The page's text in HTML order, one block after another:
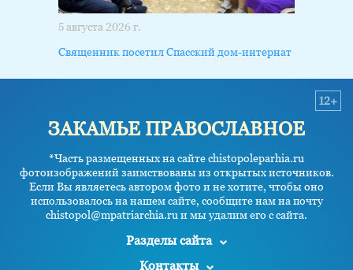
5 августа 2026 г.
Священник посетил Спасский дом-интернат
ЗАКАМЬЕ ПРАВОСЛАВНОЕ
*Часть размещенных на сайте chistopoleparhia.ru
фотоизображений заимствованы из открытых источников.
Если Вы являетесь автором фото и не хотите, чтобы оно
использовалось на нашем сайте, сообщите нам на почту
chistopol@mpatriarchia.ru и мы удалим его с сайта.
12+
Разделы сайта
Контакты